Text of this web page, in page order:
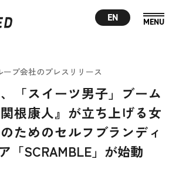
EN
ープ会社のプレスリリース
「スイーツ男子」ブーム
根康人』が立ち上げる女
ためのセルフブランディ
「SCRAMBLE」が始動